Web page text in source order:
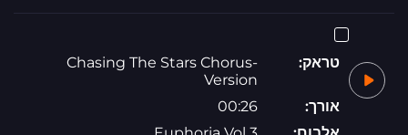
טראק:
Chasing The Stars Chorus-
Version
אורך:
00:26